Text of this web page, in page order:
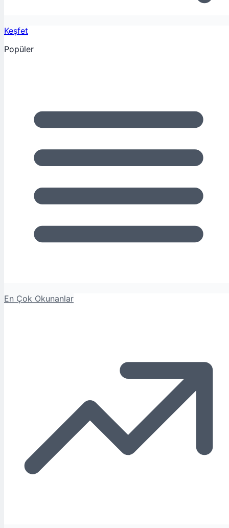
Keşfet
Popüler
En Çok Okunanlar